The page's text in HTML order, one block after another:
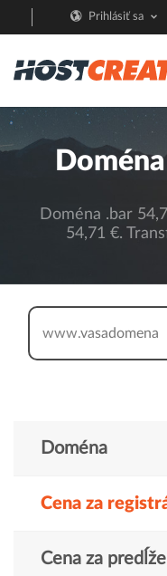
Prihlásiť sa
Doména .bar
54,71 €.
www.
Doména
Cena za
Cena za